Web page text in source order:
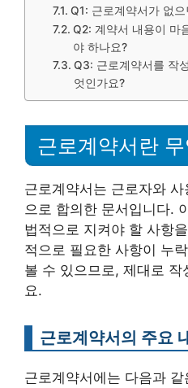
Q1: 근로계약서가 없
Q2: 계약서 내용이 마
야 하나요?
Q3: 근로계약서를 작
엇인가요?
근로계약서란
근로계약서는 근로자와
으로 합의한 문서입니다.
법적으로 지켜야 할 사항
적으로 필요한 사항이 누
볼 수 있으므로, 제대로 작
요.
근로계약서의 주요
근로계약서에는 다음과